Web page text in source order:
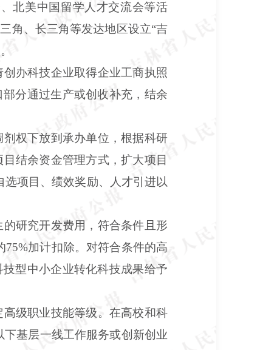
北美中国留学人才交流会等活
角、长三角等发达地区设立“吉
办科技企业取得企业工商执照
分通过生产或创收补充，结余
权下放到承办单位，根据科研
结余资金管理方式，扩大项目
项目、绩效奖励、人才引进以
研究开发费用，符合条件且形
加计扣除。对符合条件的高
型中小企业转化科技成果给予
级职业技能等级。在高校和科
基层一线工作服务或创新创业